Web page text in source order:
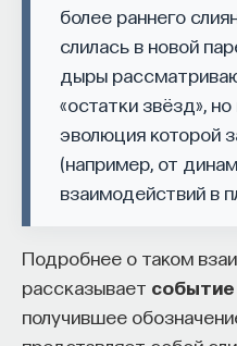
более раннего
слилась в новой
дыры
«остатки звёзд», но
эволюция которой
(например, от
взаимодействий в
Подробнее о таком
рассказывает событие
получившее